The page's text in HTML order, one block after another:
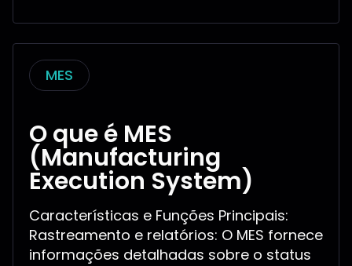
MES
O que é MES
(Manufacturing
Execution System)
Características e Funções Principais:
Rastreamento e relatórios: O MES fornece
informações detalhadas sobre o status